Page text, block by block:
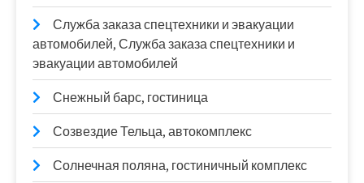
Служба заказа спецтехники и эвакуации
автомобилей, Служба заказа спецтехники и
эвакуации автомобилей
Снежный барс, гостиница
Созвездие Тельца, автокомплекс
Солнечная поляна, гостиничный комплекс